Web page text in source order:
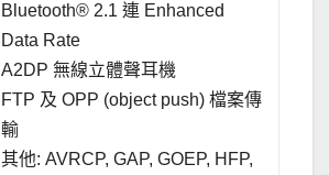
Bluetooth® 2.1 連 Enhanced
Data Rate
A2DP 無線立體聲耳機
FTP 及 OPP (object push) 檔案傳
輸
其他: AVRCP, GAP, GOEP, HFP,